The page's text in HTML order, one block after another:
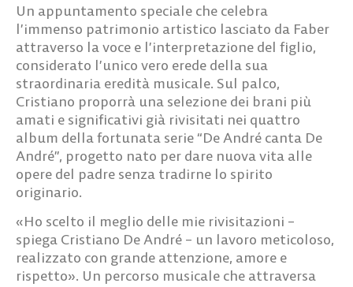
Un appuntamento speciale che celebra
l’immenso patrimonio artistico lasciato da Faber
attraverso la voce e l’interpretazione del figlio,
considerato l’unico vero erede della sua
straordinaria eredità musicale. Sul palco,
Cristiano proporrà una selezione dei brani più
amati e significativi già rivisitati nei quattro
album della fortunata serie “De André canta De
André”, progetto nato per dare nuova vita alle
opere del padre senza tradirne lo spirito
originario.
«Ho scelto il meglio delle mie rivisitazioni –
spiega Cristiano De André – un lavoro meticoloso,
realizzato con grande attenzione, amore e
rispetto». Un percorso musicale che attraversa